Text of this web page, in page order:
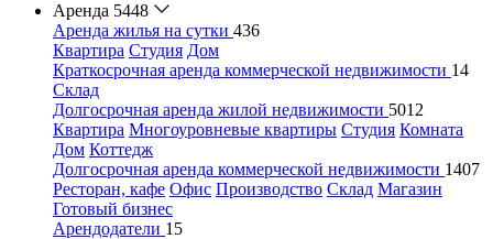
Аренда 5448
Аренда жилья на сутки 436
Квартира Студия Дом
Краткосрочная аренда коммерческой недвижимости 14
Склад
Долгосрочная аренда жилой недвижимости 5012
Квартира Многоуровневые квартиры Студия Комната
Дом Коттедж
Долгосрочная аренда коммерческой недвижимости 1407
Ресторан, кафе Офис Производство Склад Магазин
Готовый бизнес
Арендодатели 15